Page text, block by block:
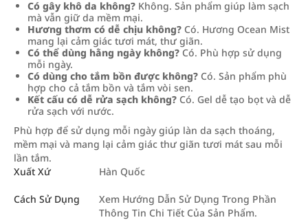
Có gây khô da không? Không. Sản phẩm giúp làm sạch
mà vẫn giữ da mềm mại.
Hương thơm có dễ chịu không? Có. Hương Ocean Mist
mang lại cảm giác tươi mát, thư giãn.
Có thể dùng hằng ngày không? Có. Phù hợp sử dụng
mỗi ngày.
Có dùng cho tắm bồn được không? Có. Sản phẩm phù
hợp cho cả tắm bồn và tắm vòi sen.
Kết cấu có dễ rửa sạch không? Có. Gel dễ tạo bọt và dễ
rửa sạch với nước.
Phù hợp để sử dụng mỗi ngày giúp làn da sạch thoáng,
mềm mại và mang lại cảm giác thư giãn tươi mát sau mỗi
lần tắm.
Xuất Xứ
Hàn Quốc
Cách Sử Dụng
Xem Hướng Dẫn Sử Dụng Trong Phần
Thông Tin Chi Tiết Của Sản Phẩm.